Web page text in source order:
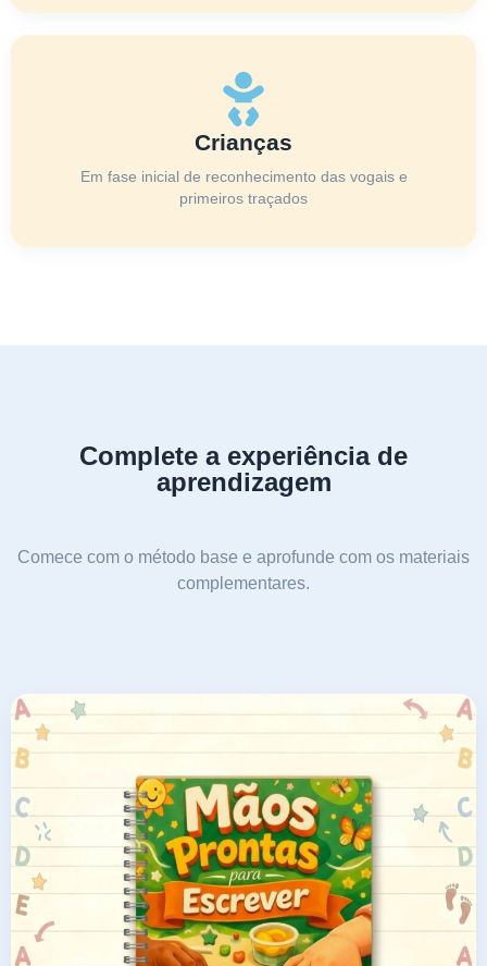
Crianças
Em fase inicial de reconhecimento das vogais e
primeiros traçados
Complete a experiência de
aprendizagem
Comece com o método base e aprofunde com os materiais
complementares.